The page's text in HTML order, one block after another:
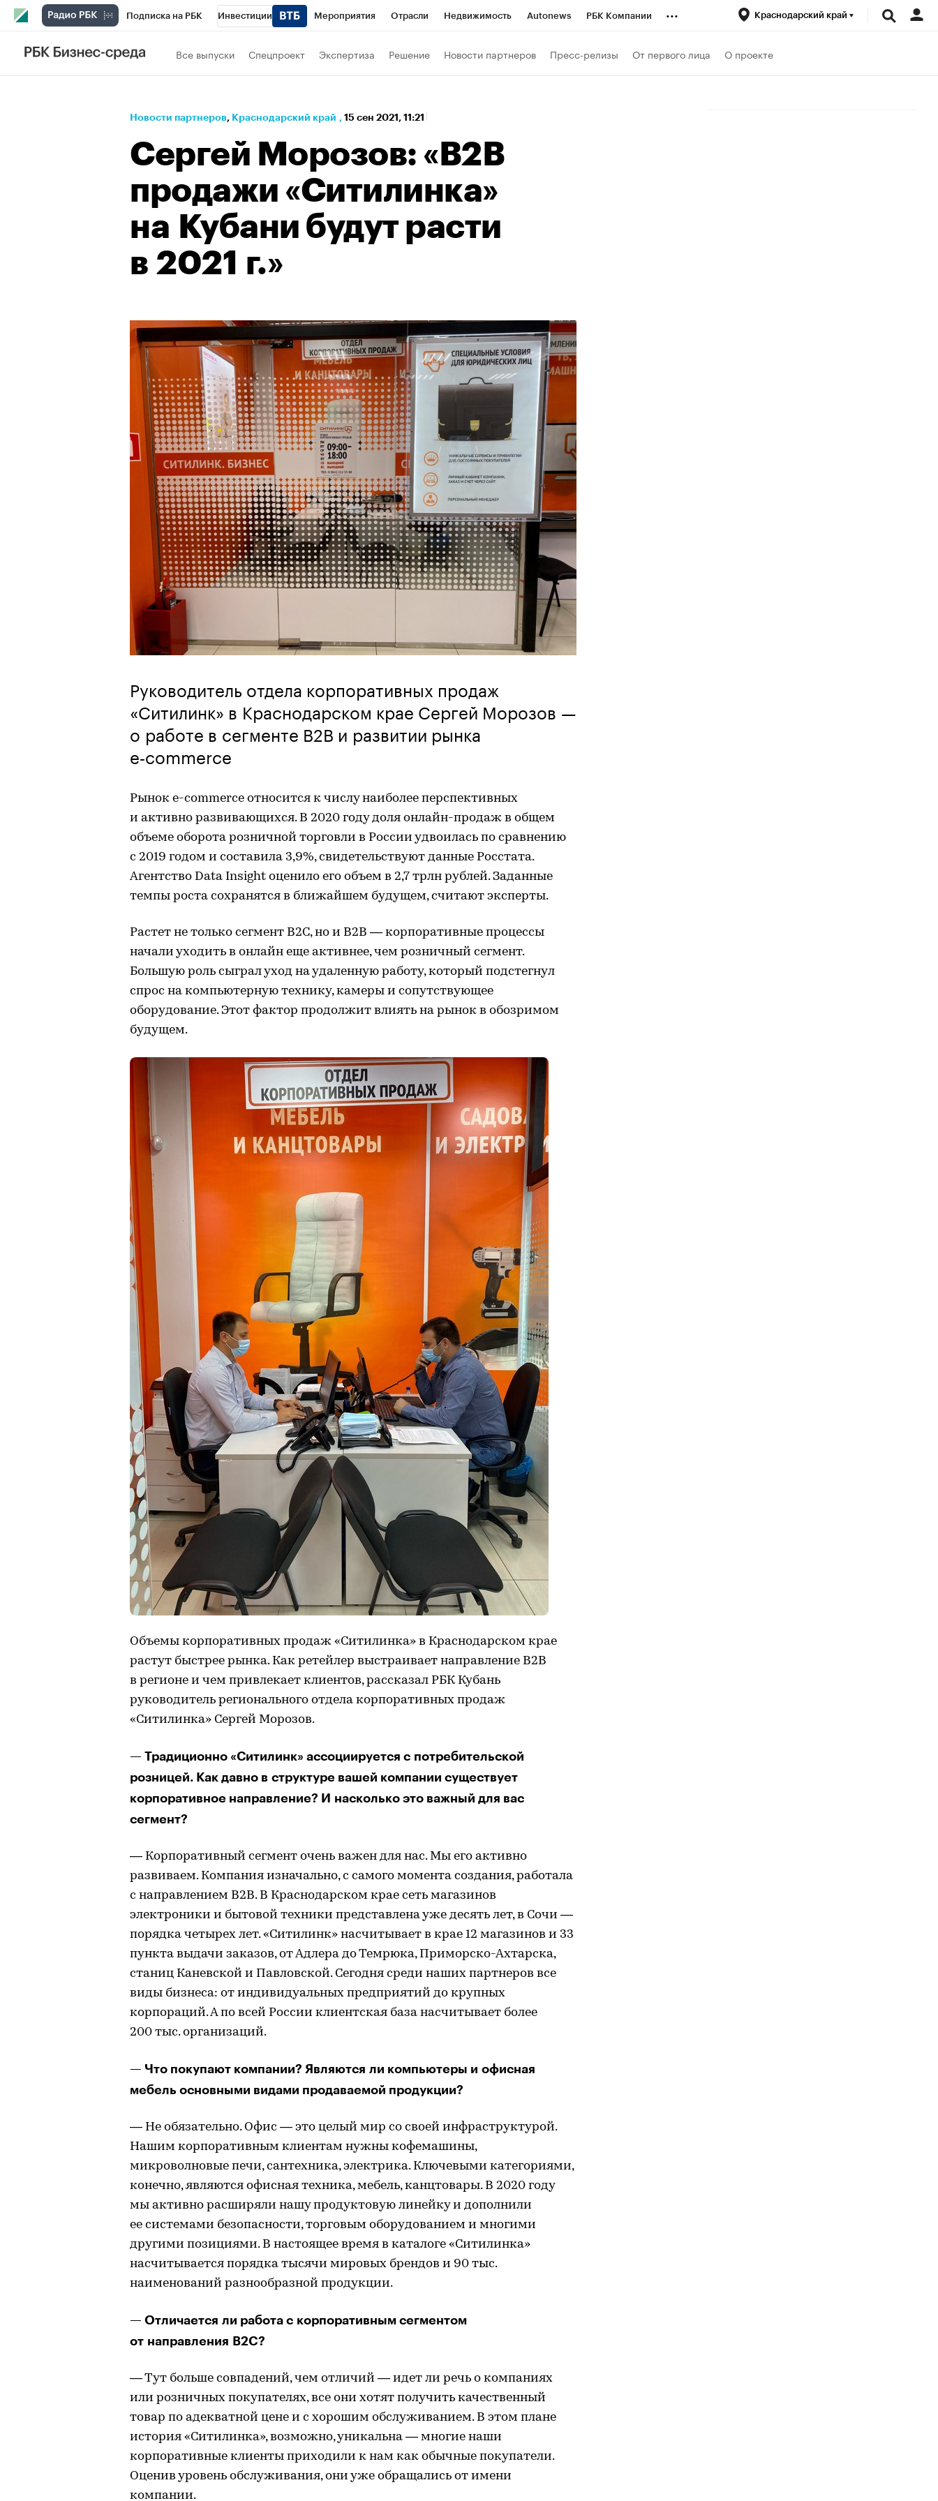
Подписка на РБК Инвестиции Мероприятия Отрасли Недвижимость Autonews РБК Компании
Телеканал
Спецпроекты Проверка контрагентов Бизнес Технологии и медиа
Рынок наличной валюты
... Краснодарский край
Все выпуски Спецпроект Экспертиза Решение Новости партнеров Пресс-релизы От первого лица О проекте
Новости партнеров⁠, Краснодарский край , 15 сен 2021, 11:21
Сергей Морозов: «B2B
продажи «Ситилинка»
на Кубани будут расти
в 2021 г.»
Руководитель отдела корпоративных продаж
«Ситилинк» в Краснодарском крае Сергей Морозов —
о работе в сегменте B2B и развитии рынка
e‑commerce
Рынок e-commerce относится к числу наиболее перспективных
и активно развивающихся. В 2020 году доля онлайн-продаж в общем
объеме оборота розничной торговли в России удвоилась по сравнению
с 2019 годом и составила 3,9%, свидетельствуют данные Росстата.
Агентство Data Insight оценило его объем в 2,7 трлн рублей. Заданные
темпы роста сохранятся в ближайшем будущем, считают эксперты.
Растет не только сегмент B2C, но и B2B — корпоративные процессы
начали уходить в онлайн еще активнее, чем розничный сегмент.
Большую роль сыграл уход на удаленную работу, который подстегнул
спрос на компьютерную технику, камеры и сопутствующее
оборудование. Этот фактор продолжит влиять на рынок в обозримом
будущем.
Объемы корпоративных продаж «Ситилинка» в Краснодарском крае
растут быстрее рынка. Как ретейлер выстраивает направление B2B
в регионе и чем привлекает клиентов, рассказал РБК Кубань
руководитель регионального отдела корпоративных продаж
«Ситилинка» Сергей Морозов.
— Традиционно «Ситилинк» ассоциируется с потребительской
розницей. Как давно в структуре вашей компании существует
корпоративное направление? И насколько это важный для вас
сегмент?
— Корпоративный сегмент очень важен для нас. Мы его активно
развиваем. Компания изначально, с самого момента создания, работала
с направлением B2B. В Краснодарском крае сеть магазинов
электроники и бытовой техники представлена уже десять лет, в Сочи —
порядка четырех лет. «Ситилинк» насчитывает в крае 12 магазинов и 33
пункта выдачи заказов, от Адлера до Темрюка, Приморско-Ахтарска,
станиц Каневской и Павловской. Сегодня среди наших партнеров все
виды бизнеса: от индивидуальных предприятий до крупных
корпораций. А по всей России клиентская база насчитывает более
200 тыс. организаций.
— Что покупают компании? Являются ли компьютеры и офисная
мебель основными видами продаваемой продукции?
— Не обязательно. Офис — это целый мир со своей инфраструктурой.
Нашим корпоративным клиентам нужны кофемашины,
микроволновые печи, сантехника, электрика. Ключевыми категориями,
конечно, являются офисная техника, мебель, канцтовары. В 2020 году
мы активно расширяли нашу продуктовую линейку и дополнили
ее системами безопасности, торговым оборудованием и многими
другими позициями. В настоящее время в каталоге «Ситилинка»
насчитывается порядка тысячи мировых брендов и 90 тыс.
наименований разнообразной продукции.
— Отличается ли работа с корпоративным сегментом
от направления B2C?
— Тут больше совпадений, чем отличий — идет ли речь о компаниях
или розничных покупателях, все они хотят получить качественный
товар по адекватной цене и с хорошим обслуживанием. В этом плане
история «Ситилинка», возможно, уникальна — многие наши
корпоративные клиенты приходили к нам как обычные покупатели.
Оценив уровень обслуживания, они уже обращались от имени
компании.